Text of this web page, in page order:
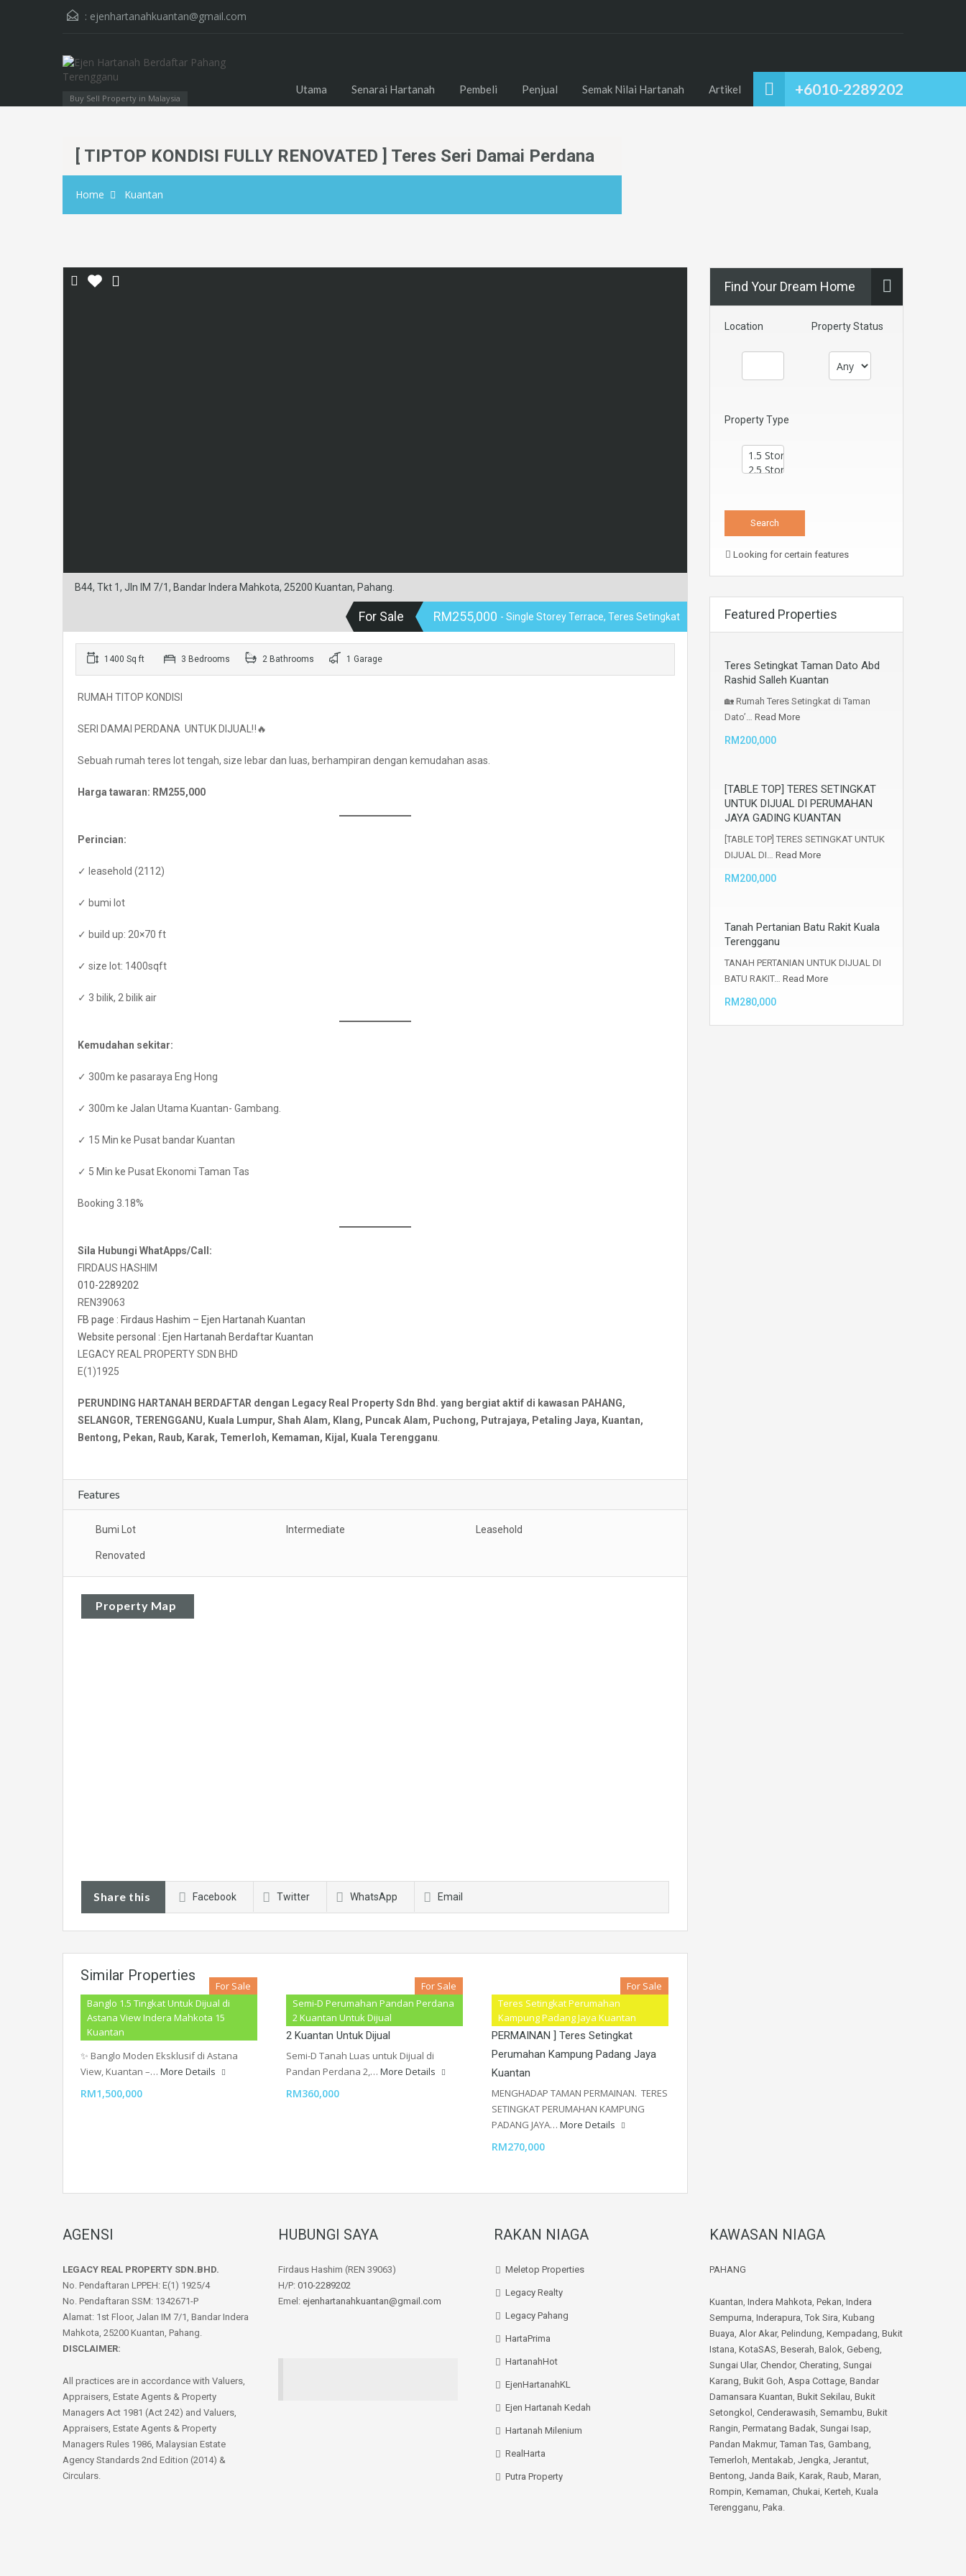
: ejenhartanahkuantan@gmail.com
Buy Sell Property in Malaysia
+6010-2289202
Utama Senarai Hartanah Pembeli Penjual Semak Nilai Hartanah Artikel
[ TIPTOP KONDISI FULLY RENOVATED ] Teres Seri Damai Perdana
Home Kuantan
B44, Tkt 1, Jln IM 7/1, Bandar Indera Mahkota, 25200 Kuantan, Pahang.
For Sale RM255,000 - Single Storey Terrace, Teres Setingkat
1400 Sq ft 3 Bedrooms 2 Bathrooms 1 Garage
RUMAH TITOP KONDISI
SERI DAMAI PERDANA UNTUK DIJUAL‼️🔥
Sebuah rumah teres lot tengah, size lebar dan luas, berhampiran dengan kemudahan asas.
Harga tawaran: RM255,000
Perincian:
✓ leasehold (2112)
✓ bumi lot
✓ build up: 20×70 ft
✓ size lot: 1400sqft
✓ 3 bilik, 2 bilik air
Kemudahan sekitar:
✓ 300m ke pasaraya Eng Hong
✓ 300m ke Jalan Utama Kuantan- Gambang.
✓ 15 Min ke Pusat bandar Kuantan
✓ 5 Min ke Pusat Ekonomi Taman Tas
Booking 3.18%
Sila Hubungi WhatApps/Call:
FIRDAUS HASHIM
010-2289202
REN39063
FB page : Firdaus Hashim – Ejen Hartanah Kuantan
Website personal : Ejen Hartanah Berdaftar Kuantan
LEGACY REAL PROPERTY SDN BHD
E(1)1925
PERUNDING HARTANAH BERDAFTAR dengan Legacy Real Property Sdn Bhd. yang bergiat aktif di kawasan PAHANG,
SELANGOR, TERENGGANU, Kuala Lumpur, Shah Alam, Klang, Puncak Alam, Puchong, Putrajaya, Petaling Jaya, Kuantan,
Bentong, Pekan, Raub, Karak, Temerloh, Kemaman, Kijal, Kuala Terengganu.
Features
Bumi Lot Intermediate Leasehold
Renovated
Property Map
Share this Facebook Twitter WhatsApp Email
Similar Properties
Banglo 1.5 Tingkat Untuk Dijual di
Astana View Indera Mahkota 15
Kuantan
For Sale
Banglo 1.5 Tingkat Di Astana View
Indera Mahkota 15 Kuantan
✨ Banglo Moden Eksklusif di Astana
View, Kuantan –… More Details
RM1,500,000
Semi-D Perumahan Pandan Perdana
2 Kuantan Untuk Dijual
For Sale
Semi-D Perumahan Pandan Perdana
2 Kuantan Untuk Dijual
Semi-D Tanah Luas untuk Dijual di
Pandan Perdana 2,… More Details
RM360,000
Teres Setingkat Perumahan
Kampung Padang Jaya Kuantan
For Sale
[ STATUS FREEHOLD HADAP TAMAN
PERMAINAN ] Teres Setingkat
Perumahan Kampung Padang Jaya
Kuantan
MENGHADAP TAMAN PERMAINAN. TERES
SETINGKAT PERUMAHAN KAMPUNG
PADANG JAYA… More Details
RM270,000
Find Your Dream Home
Location Property Status
Property Type
Looking for certain features
Featured Properties
Teres Setingkat Taman Dato Abd
Rashid Salleh Kuantan
🏡 Rumah Teres Setingkat di Taman
Dato’… Read More
RM200,000
[TABLE TOP] TERES SETINGKAT
UNTUK DIJUAL DI PERUMAHAN
JAYA GADING KUANTAN
[TABLE TOP] TERES SETINGKAT UNTUK
DIJUAL DI… Read More
RM200,000
Tanah Pertanian Batu Rakit Kuala
Terengganu
TANAH PERTANIAN UNTUK DIJUAL DI
BATU RAKIT… Read More
RM280,000
AGENSI
LEGACY REAL PROPERTY SDN.BHD.
No. Pendaftaran LPPEH: E(1) 1925/4
No. Pendaftaran SSM: 1342671-P
Alamat: 1st Floor, Jalan IM 7/1, Bandar Indera
Mahkota, 25200 Kuantan, Pahang.
DISCLAIMER:
All practices are in accordance with Valuers,
Appraisers, Estate Agents & Property
Managers Act 1981 (Act 242) and Valuers,
Appraisers, Estate Agents & Property
Managers Rules 1986, Malaysian Estate
Agency Standards 2nd Edition (2014) &
Circulars.
HUBUNGI SAYA
Firdaus Hashim (REN 39063)
H/P: 010-2289202
Emel: ejenhartanahkuantan@gmail.com
RAKAN NIAGA
Meletop Properties
Legacy Realty
Legacy Pahang
HartaPrima
HartanahHot
EjenHartanahKL
Ejen Hartanah Kedah
Hartanah Milenium
RealHarta
Putra Property
KAWASAN NIAGA
PAHANG
Kuantan, Indera Mahkota, Pekan, Indera
Sempurna, Inderapura, Tok Sira, Kubang
Buaya, Alor Akar, Pelindung, Kempadang, Bukit
Istana, KotaSAS, Beserah, Balok, Gebeng,
Sungai Ular, Chendor, Cherating, Sungai
Karang, Bukit Goh, Aspa Cottage, Bandar
Damansara Kuantan, Bukit Sekilau, Bukit
Setongkol , Cenderawasih, Semambu, Bukit
Rangin, Permatang Badak, Sungai Isap,
Pandan Makmur, Taman Tas, Gambang,
Temerloh, Mentakab, Jengka, Jerantut,
Bentong, Janda Baik, Karak, Raub, Maran,
Rompin, Kemaman, Chukai, Kerteh, Kuala
Terengganu, Paka.